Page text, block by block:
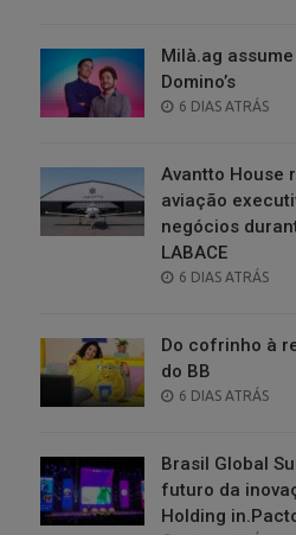
Milà.ag
Domino’s
POSTED
6 DIAS ATRÁS
Avantto House
aviação
negócios
LABACE
POSTED
6 DIAS ATRÁS
Do cofrinho à
do BB
POSTED
6 DIAS ATRÁS
Brasil Global
futuro da
Holding